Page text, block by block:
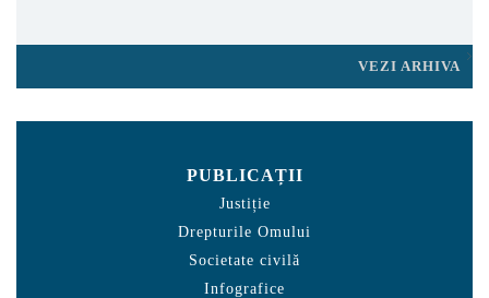
VEZI ARHIVA
PUBLICAȚII
Justiție
Drepturile Omului
Societate civilă
Infografice